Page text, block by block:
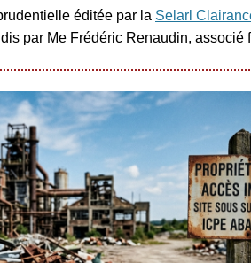
éditée par la Selarl
par Me Frédéric Renaudin, associé